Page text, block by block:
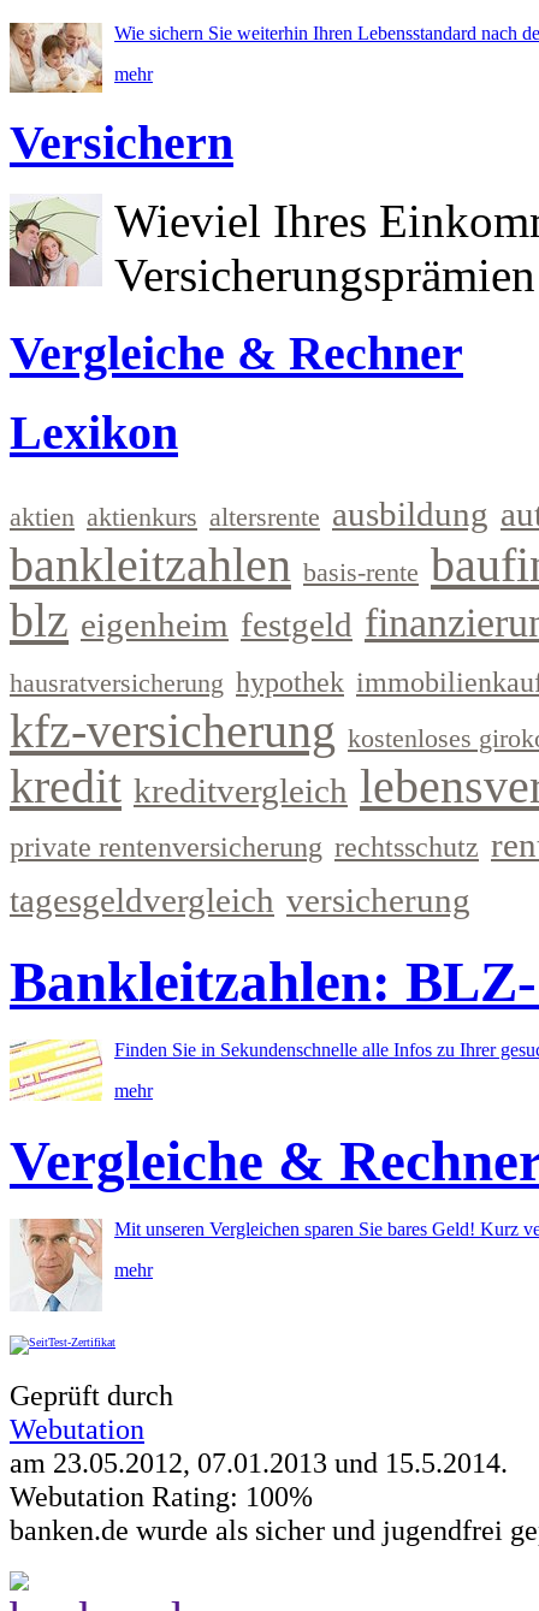
Wie sichern Sie weiterhin Ihren Lebensstandard nach
mehr
Versichern
Wieviel Ihres
Vergleiche & Rechner
Lexikon
aktien aktienkurs altersrente ausbildung
bankleitzahlen basis-rente
blz eigenheim festgeld
hausratversicherung hypothek
kfz-versicherung kostenloses
kredit kreditvergleich
private rentenversicherung rechtsschutz
tagesgeldvergleich versicherung
Bankleitzahlen: BLZ-
Finden Sie in Sekundenschnelle alle Infos zu Ihrer
mehr
Vergleiche &
Mit unseren Vergleichen sparen Sie bares Geld! Kurz
mehr
Geprüft durch
Webutation
am 23.05.2012, 07.01.2013 und 15.5.2014.
Webutation Rating: 100%
banken.de wurde als sicher und jugendfrei